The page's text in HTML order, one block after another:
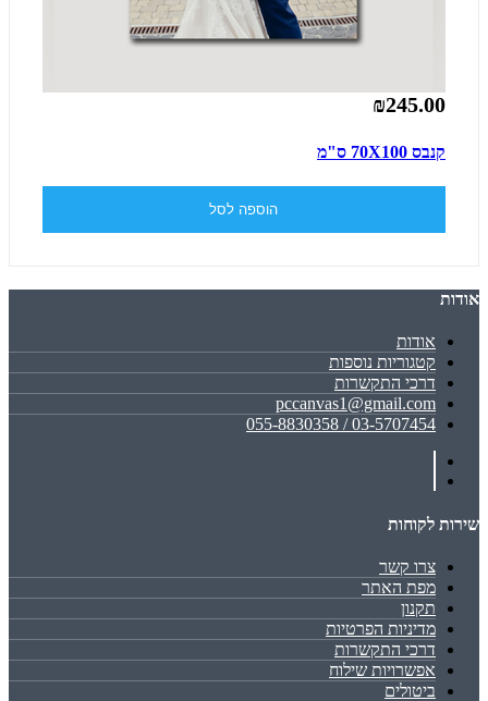
₪245.00
קנבס 70X100 ס"מ
הוספה לסל
אודות
אודות
קטגוריות נוספות
דרכי התקשרות
pccanvas1@gmail.com
03-5707454 / 055-8830358
שירות לקוחות
צרו קשר
מפת האתר
תקנון
מדיניות הפרטיות
דרכי התקשרות
אפשרויות שילוח
ביטולים